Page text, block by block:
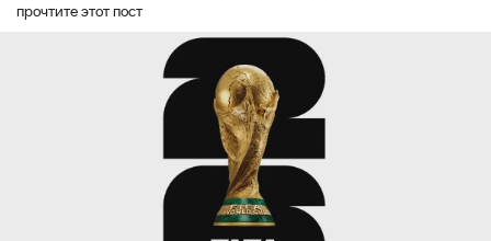
прочтите этот пост